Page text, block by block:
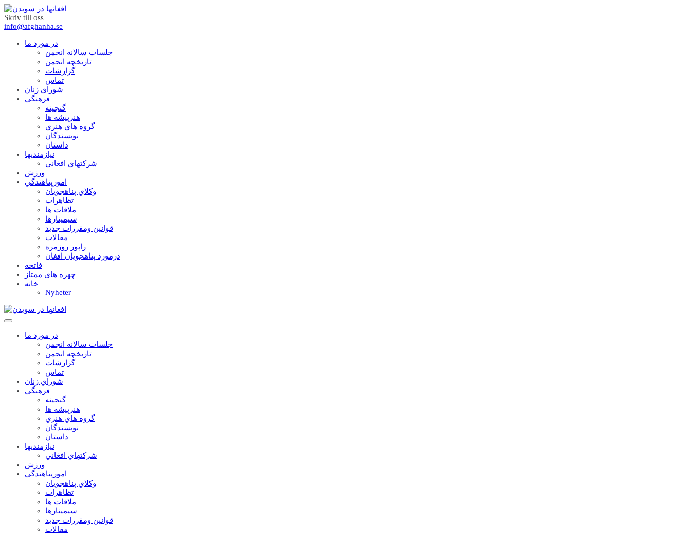
Skriv till oss
info@afghanha.se
در مورد ما
جلسات سالانه انجمن
تاریخچه انجمن
گزارشات
تماس
شوراي زنان
فرهنگي
گنجينه
هنرپيشه ها
گروه هاي هنري
نويسندگان
داستان
نيازمنديها
شرکتهاي افغاني
ورزش
امورپناهندگي
وکلاي پناهجويان
تظاهرات
ملاقات ها
سيمينارها
قوانين ومقررات جديد
مقالات
راپور روزمره
درمورد پناهجويان افغان
فاتحه
چهره های ممتاز
خانه
Nyheter
در مورد ما
جلسات سالانه انجمن
تاریخچه انجمن
گزارشات
تماس
شوراي زنان
فرهنگي
گنجينه
هنرپيشه ها
گروه هاي هنري
نويسندگان
داستان
نيازمنديها
شرکتهاي افغاني
ورزش
امورپناهندگي
وکلاي پناهجويان
تظاهرات
ملاقات ها
سيمينارها
قوانين ومقررات جديد
مقالات